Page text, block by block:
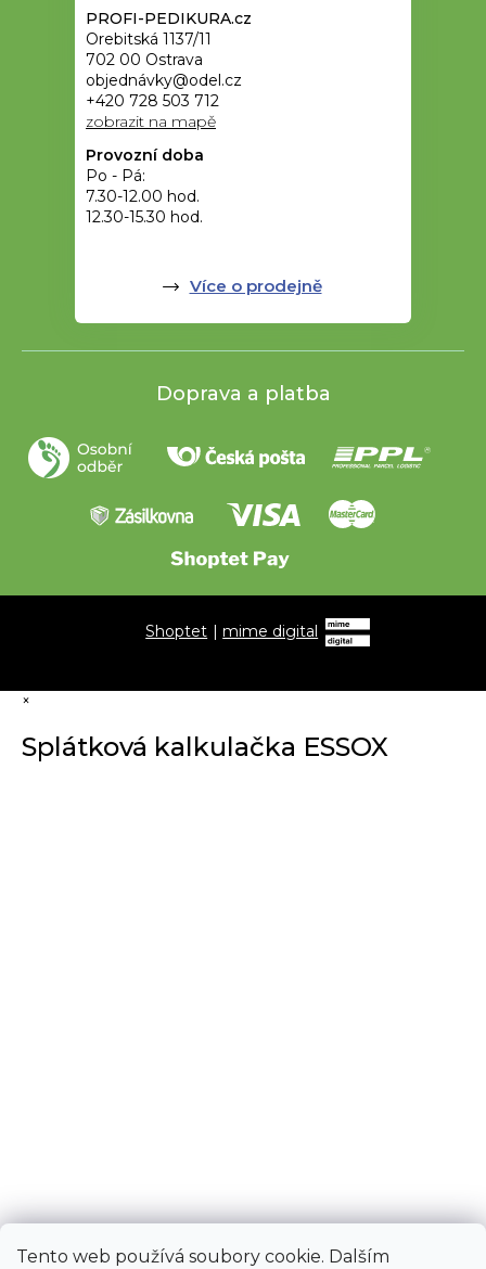
Tento web používá soubory cookie. Dalším
PROFI-PEDIKURA.cz
Orebitská 1137/11
702 00 Ostrava
objednávky@odel.cz
+420 728 503 712
zobrazit na mapě
Provozní doba
Po - Pá:
7.30-12.00 hod.
12.30-15.30 hod.
Více o prodejně
Doprava a platba
Shoptet |mime digital
×
Splátková kalkulačka ESSOX